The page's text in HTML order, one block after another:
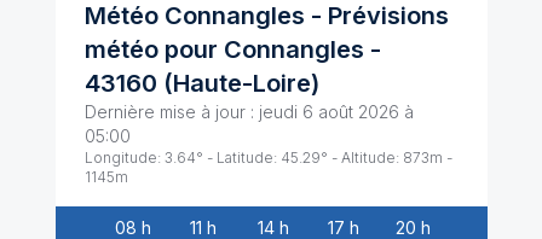
Météo Connangles - Prévisions
météo pour Connangles -
43160 (Haute-Loire)
Dernière mise à jour : jeudi 6 août 2026 à
05:00
Longitude: 3.64° - Latitude: 45.29° - Altitude: 873m -
1145m
08 h 11 h 14 h 17 h 20 h